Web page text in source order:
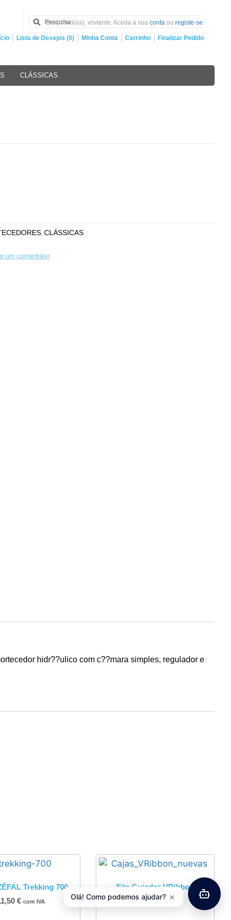
Bem Vindo(a), visitante. Aceda à sua conta ou registe-se.
Lista de Desejos (0) Minha Conta Carrinho Finalizar Pedido
CLÁSSICAS
CLÁSSICAS
um comentário
hidr??ulico com c??mara simples, regulador e
Trekking 700
€ com IVA
Fita Guiador VRibbon
8,00€ com IVA
Olá! Como podemos ajudar? ×